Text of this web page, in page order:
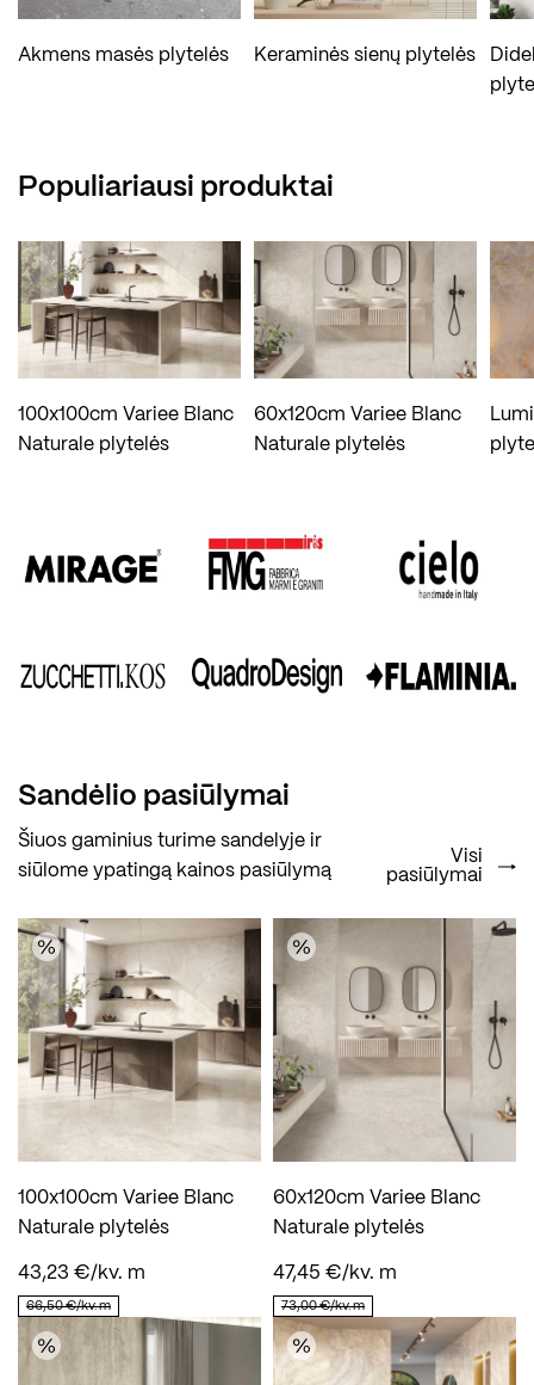
Akmens masės plytelės Keraminės sienų plytelės
Populiariausi produktai
100x100cm Variee Blanc
Naturale plytelės
60x120cm Variee Blanc
Naturale plytelės
Sandėlio pasiūlymai
Šiuos gaminius turime sandelyje ir
siūlome ypatingą kainos pasiūlymą
Visi
pasiūlymai
100x100cm Variee Blanc
Naturale plytelės
43,23 €/kv. m
66,50 €/kv. m
60x120cm Variee Blanc
Naturale plytelės
47,45 €/kv. m
73,00 €/kv. m